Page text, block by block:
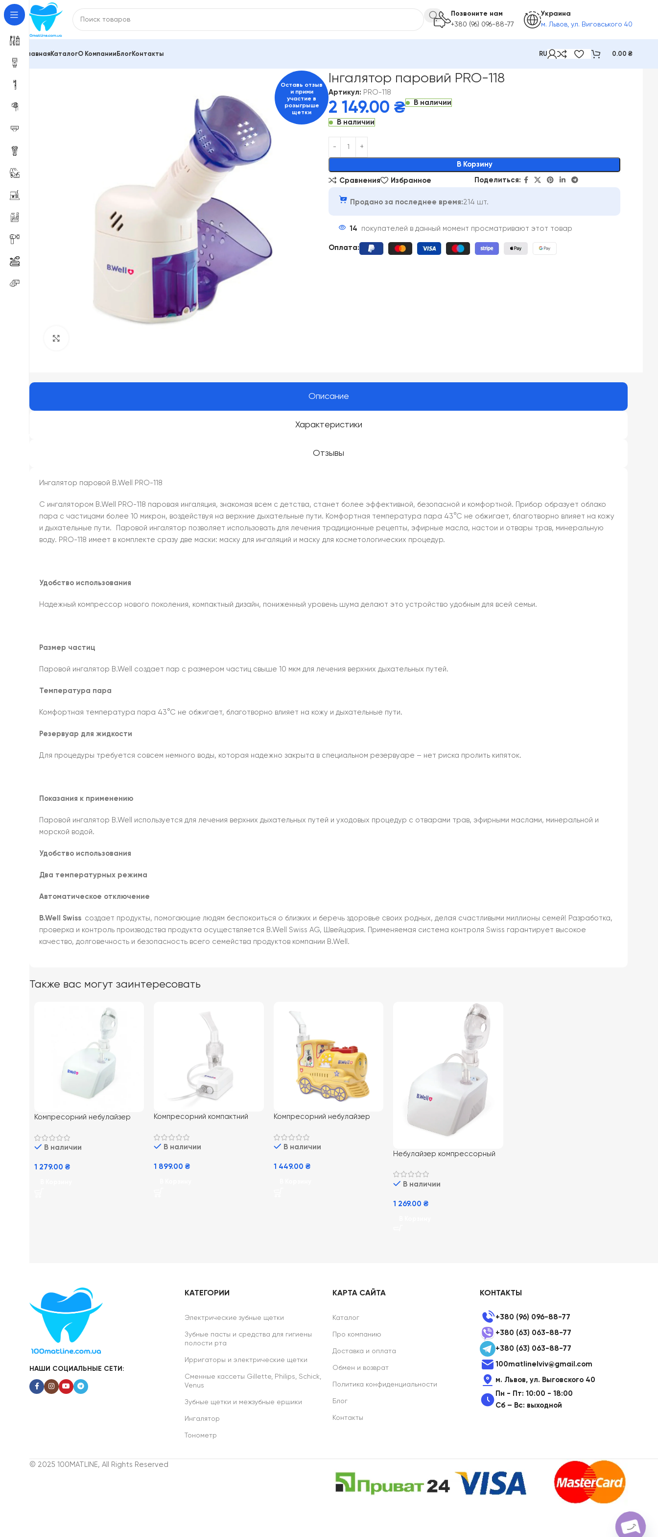
Позвоните нам
+380 (96) 096-88-77
Украина
м. Львов, ул. Виговського 40
ГлавнаяКаталогО Компании БлогКонтакты RU 0.00 ₴
Оставь отзыв
и прими
участие в
розыгрыше
щетки
Інгалятор паровий PRO-118
Артикул: PRO-118
2 149.00 ₴ В наличии
В наличии
В Корзину
Alternative:
Сравнения Избранное Поделиться:
Продано за последнее время:214 шт.
14 покупателей в данный момент просматривают этот товар
Оплата:
Описание
Характеристики
Отзывы
Ингалятор паровой B.Well PRO-118
С ингалятором B.Well PRO-118 паровая ингаляция, знакомая всем с детства, станет более эффективной, безопасной и комфортной. Прибор образует облако
пара с частицами более 10 микрон, воздействуя на верхние дыхательные пути. Комфортная температура пара 43°С не обжигает, благотворно влияет на кожу
и дыхательные пути. Паровой ингалятор позволяет использовать для лечения традиционные рецепты, эфирные масла, настои и отвары трав, минеральную
воду. PRO-118 имеет в комплекте сразу две маски: маску для ингаляций и маску для косметологических процедур.
Удобство использования
Надежный компрессор нового поколения, компактный дизайн, пониженный уровень шума делают это устройство удобным для всей семьи.
Размер частиц
Паровой ингалятор B.Well создает пар с размером частиц свыше 10 мкм для лечения верхних дыхательных путей.
Температура пара
Комфортная температура пара 43°С не обжигает, благотворно влияет на кожу и дыхательные пути.
Резервуар для жидкости
Для процедуры требуется совсем немного воды, которая надежно закрыта в специальном резервуаре – нет риска пролить кипяток.
Показания к применению
Паровой ингалятор B.Well используется для лечения верхних дыхательных путей и уходовых процедур с отварами трав, эфирными маслами, минеральной и
морской водой.
Удобство использования
Два температурных режима
Автоматическое отключение
B.Well Swiss создает продукты, помогающие людям беспокоиться о близких и беречь здоровье своих родных, делая счастливыми миллионы семей! Разработка,
проверка и контроль производства продукта осуществляется B.Well Swiss AG, Швейцария. Применяемая система контроля Swiss гарантирует высокое
качество, долговечность и безопасность всего семейства продуктов компании B.Well.
Также вас могут заинтересовать
Компресорний небулайзер
В наличии
1 279.00 ₴
Компресорний компактний
В наличии
1 899.00₴
Компресорний небулайзер
В наличии
1 449.00 ₴
Небулайзер компрессорный
В наличии
1 269.00₴
НАШИ СОЦИАЛЬНЫЕ СЕТИ:
КАТЕГОРИИ
Электрические зубные щетки
Зубные пасты и средства для гигиены
полости рта
Ирригаторы и электрические щетки
Сменные кассеты Gillette, Philips, Schick,
Venus
Зубные щетки и межзубные ершики
Ингалятор
Тонометр
КАРТА САЙТА
Каталог
Про компанию
Доставка и оплата
Обмен и возврат
Политика конфиденциальности
Блог
Контакты
КОНТАКТЫ
+380 (96) 096-88-77
+380 (63) 063-88-77
+380 (63) 063-88-77
100matlinelviv@gmail.com
м. Львов, ул. Выговского 40
Пн - Пт: 10:00 - 18:00
Сб – Вс: выходной
© 2025 100MATLINE, All Rights Reserved